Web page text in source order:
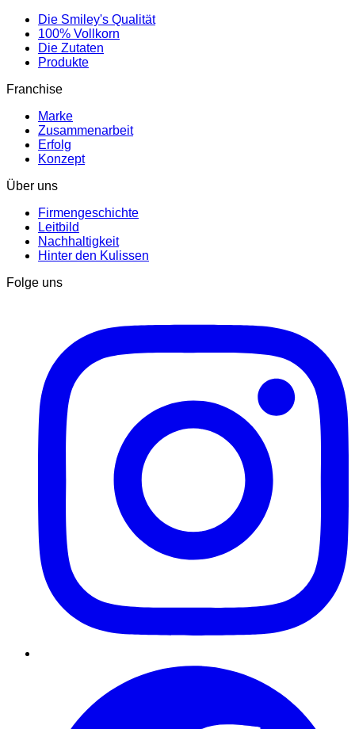
Die Smiley's Qualität
100% Vollkorn
Die Zutaten
Produkte
Franchise
Marke
Zusammenarbeit
Erfolg
Konzept
Über uns
Firmengeschichte
Leitbild
Nachhaltigkeit
Hinter den Kulissen
Folge uns